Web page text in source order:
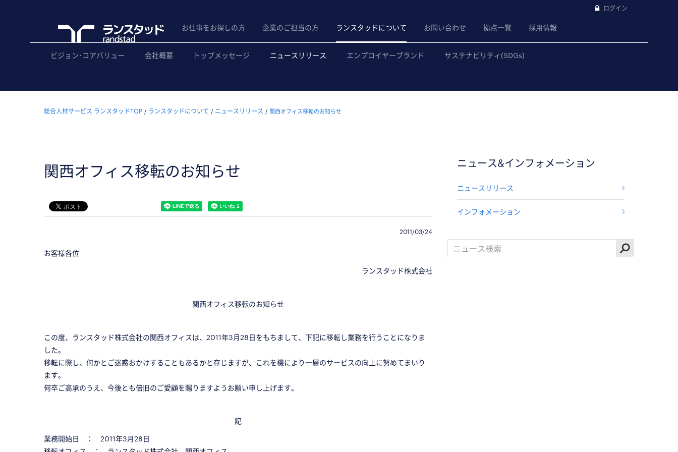
ログイン
お仕事をお探しの方 企業のご担当の方 ランスタッドについて お問い合わせ 拠点一覧 採用情報
ビジョン･コアバリュー 会社概要 トップメッセージ ニュースリリース エンプロイヤーブランド サステナビリティ(SDGs)
総合人材サービス ランスタッドTOP ランスタッドについて ニュースリリース 関西オフィス移転のお知らせ
関西オフィス移転のお知らせ
2011/03/24
お客様各位
ランスタッド株式会社
関西オフィス移転のお知らせ
この度、ランスタッド株式会社の関西オフィスは、2011年3月28日をもちまして、下記に移転し業務を行うことになりま
した。
移転に際し、何かとご迷惑おかけすることもあるかと存じますが、これを機により一層のサービスの向上に努めてまいり
ます。
何卒ご高承のうえ、今後とも倍旧のご愛顧を賜りますようお願い申し上げます。
記
業務開始日 ： 2011年3月28日
ニュース&インフォメーション
ニュースリリース
インフォメーション